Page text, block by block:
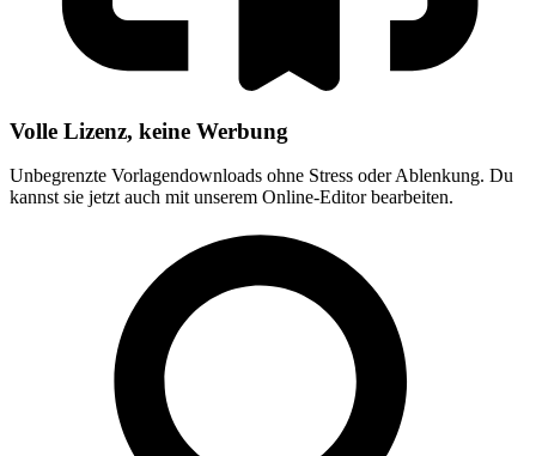
Volle Lizenz, keine Werbung
Unbegrenzte Vorlagendownloads ohne Stress oder Ablenkung. Du
kannst sie jetzt auch mit unserem Online-Editor bearbeiten.